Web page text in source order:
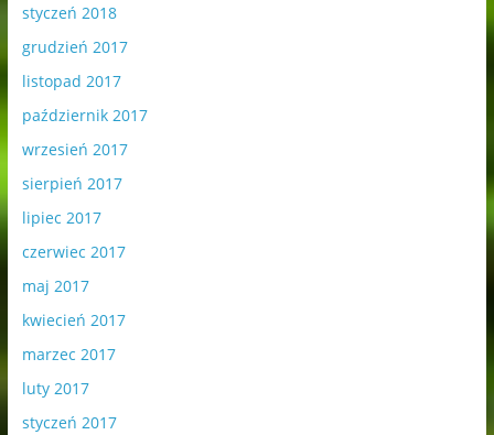
styczeń 2018
grudzień 2017
listopad 2017
październik 2017
wrzesień 2017
sierpień 2017
lipiec 2017
czerwiec 2017
maj 2017
kwiecień 2017
marzec 2017
luty 2017
styczeń 2017